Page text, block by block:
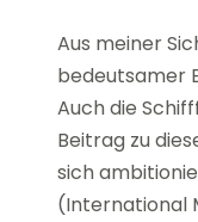
Aus meiner
bedeutsamer
Auch die
Beitrag zu
sich
(International